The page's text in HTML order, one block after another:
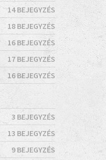
14 BEJEGYZÉS
18 BEJEGYZÉS
16 BEJEGYZÉS
17 BEJEGYZÉS
16 BEJEGYZÉS
3 BEJEGYZÉS
13 BEJEGYZÉS
9 BEJEGYZÉS